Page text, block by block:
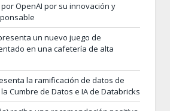
OpenAI por su innovación y
un nuevo juego de
en una cafetería de alta
la ramificación de datos de
Cumbre de Datos e IA de Databricks